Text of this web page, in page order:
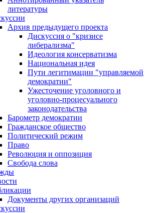
литературы
Архив предыдущего проекта
Дискуссия о "кризисе
либерализма"
Идеология консерватизма
Национальная идея
Пути легитимации "управляемой
демократии"
Ужесточение уголовного и
уголовно-процесуального
законодательства
Барометр демократии
Гражданское общество
Политический режим
Право
Революция и оппозиция
Свобода слова
Документы других организаций